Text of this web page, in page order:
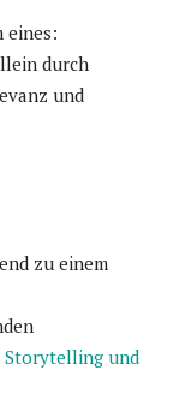
eines:
durch
und
zu einem
Storytelling und